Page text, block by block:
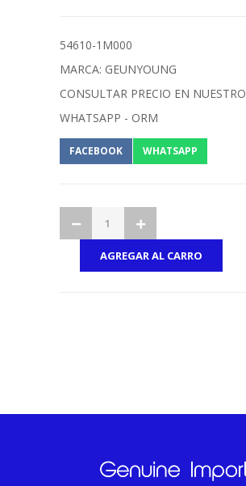
54610-1M000
MARCA: GEUNYOUNG
CONSULTAR PRECIO EN NUESTRO
WHATSAPP - ORM
FACEBOOK WHATSAPP